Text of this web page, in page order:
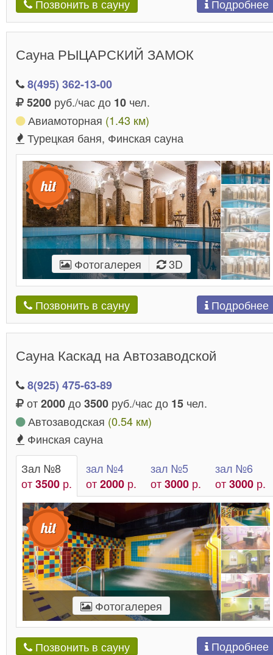
Позвонить в сауну Подробнее
Сауна РЫЦАРСКИЙ ЗАМОК
8(495) 362-13-00
5200 руб./час до 10 чел.
Авиамоторная (1.43 км)
Турецкая баня, Финская сауна
Фотогалерея 3D
Позвонить в сауну Подробнее
Сауна Каскад на Автозаводской
8(925) 475-63-89
от2000до3500 руб./час до 15 чел.
Автозаводская (0.54 км)
Финская сауна
Зал №8
от3500 р.
зал №4
от2000 р.
зал №5
от3000 р.
зал №6
от3000 р.
Фотогалерея
Позвонить в сауну Подробнее